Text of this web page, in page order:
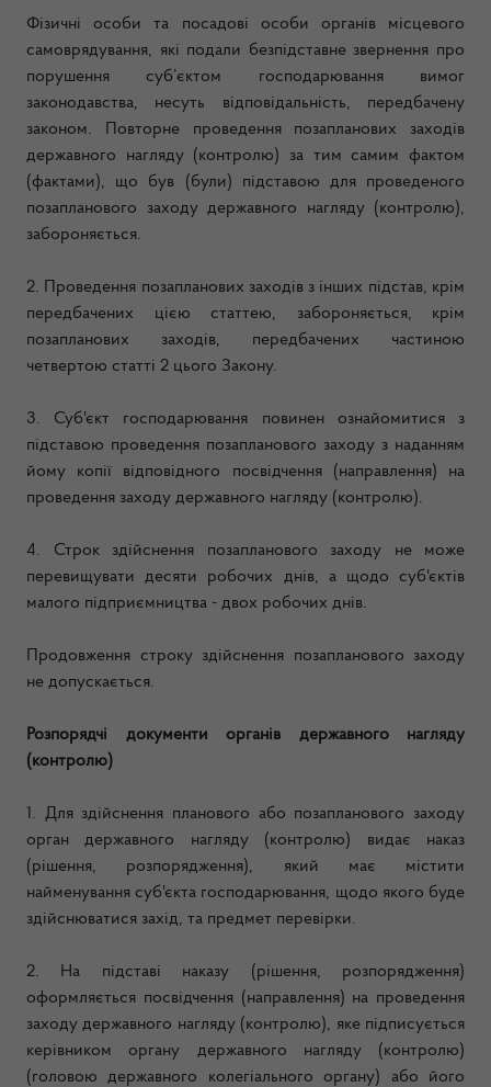
Фізичні особи та посадові особи органів місцевого
самоврядування, які подали безпідставне звернення про
порушення суб’єктом господарювання вимог
законодавства, несуть відповідальність, передбачену
законом. Повторне проведення позапланових заходів
державного нагляду (контролю) за тим самим фактом
(фактами), що був (були) підставою для проведеного
позапланового заходу державного нагляду (контролю),
забороняється.
2. Проведення позапланових заходів з інших підстав, крім
передбачених цією статтею, забороняється, крім
позапланових заходів, передбачених частиною
четвертою статті 2 цього Закону.
3. Суб'єкт господарювання повинен ознайомитися з
підставою проведення позапланового заходу з наданням
йому копії відповідного посвідчення (направлення) на
проведення заходу державного нагляду (контролю).
4. Строк здійснення позапланового заходу не може
перевищувати десяти робочих днів, а щодо суб'єктів
малого підприємництва - двох робочих днів.
Продовження строку здійснення позапланового заходу
не допускається.
Розпорядчі документи органів державного нагляду
(контролю)
1. Для здійснення планового або позапланового заходу
орган державного нагляду (контролю) видає наказ
(рішення, розпорядження), який має містити
найменування суб'єкта господарювання, щодо якого буде
здійснюватися захід, та предмет перевірки.
2. На підставі наказу (рішення, розпорядження)
оформляється посвідчення (направлення) на проведення
заходу державного нагляду (контролю), яке підписується
керівником органу державного нагляду (контролю)
(головою державного колегіального органу) або його